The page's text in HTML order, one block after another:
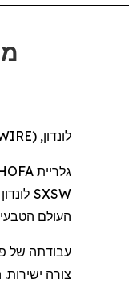
לונדון, June 03, 2026 (GLOBE NEWSWIRE) --
גלריית
SXSW
העולם
עבודתה של
צורה ישירות.